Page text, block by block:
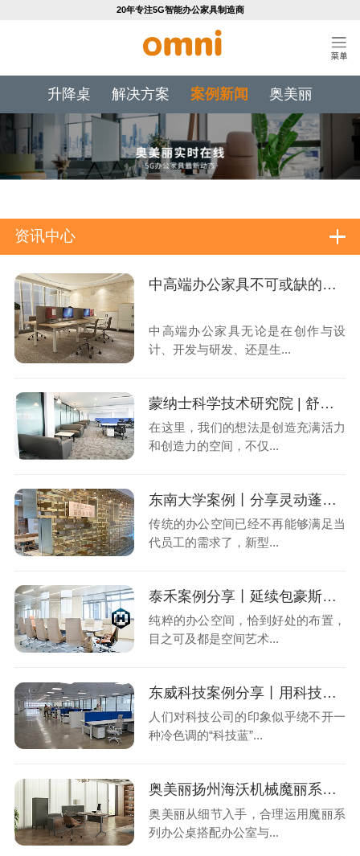
20年专注5G智能办公家具制造商
升降桌 解决方案 案例新闻 奥美丽
资讯中心
中高端办公家具不可或缺的工艺技术标准
中高端办公家具无论是在创作与设
计、开发与研发、还是生...
蒙纳士科学技术研究院 | 舒适的空间中激发灵感
在这里，我们的想法是创造充满活力
和创造力的空间，不仅...
东南大学案例丨分享灵动蓬勃的办公空间
传统的办公空间已经不再能够满足当
代员工的需求了，新型...
泰禾案例分享丨延续包豪斯精神的极简办公空间
纯粹的办公空间，恰到好处的布置，
目之可及都是空间艺术...
东威科技案例分享丨用科技蓝点缀办公新主张
人们对科技公司的印象似乎绕不开一
种冷色调的“科技蓝”...
奥美丽扬州海沃机械魔丽系列办公桌案例
奥美丽从细节入手，合理运用魔丽系
列办公桌搭配办公室与...